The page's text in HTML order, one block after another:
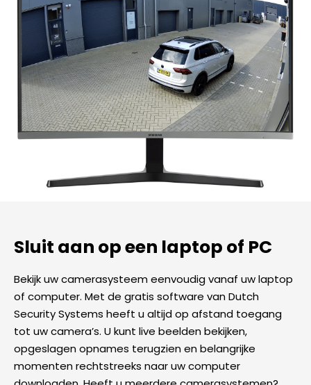
Sluit aan op een laptop of PC
Bekijk uw camerasysteem eenvoudig vanaf uw laptop
of computer. Met de gratis software van Dutch
Security Systems heeft u altijd op afstand toegang
tot uw camera’s. U kunt live beelden bekijken,
opgeslagen opnames terugzien en belangrijke
momenten rechtstreeks naar uw computer